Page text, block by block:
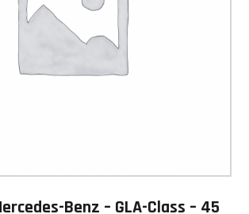
Benz – GLA-Class – 45